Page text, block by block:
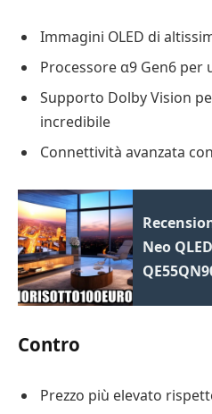
Immagini OLED di
Processore α9 Gen6 per
Supporto Dolby Vision
incredibile
Connettività avanzata
Neo QLED
Contro
Prezzo più elevato